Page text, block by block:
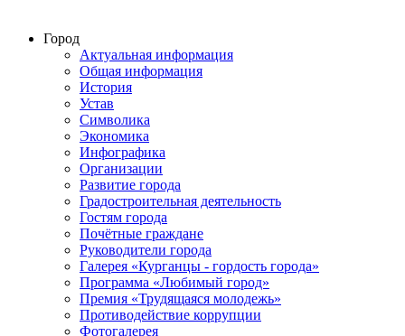
Город
Актуальная информация
Общая информация
История
Устав
Символика
Экономика
Инфографика
Организации
Развитие города
Градостроительная деятельность
Гостям города
Почётные граждане
Руководители города
Галерея «Курганцы - гордость города»
Программа «Любимый город»
Премия «Трудящаяся молодежь»
Противодействие коррупции
Фотогалерея